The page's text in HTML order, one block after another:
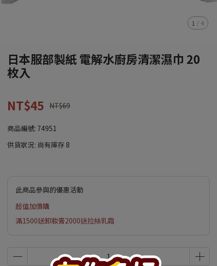
1 / 4
日本服部製紙 電解水廚房清潔濕巾 20
枚入
NT$45 NT$69
商品編號: 74951
供貨狀況: 尚有庫存 8
此商品參與的優惠活動
超值加價購
滿1500送卸妝膏2000送拉絲乳霜